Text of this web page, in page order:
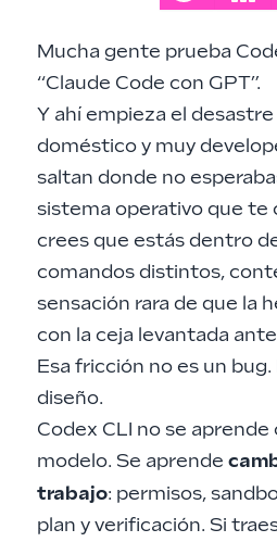
Mucha gente prueba
“Claude Code con GPT”.
Y ahí empieza el
doméstico y muy
saltan donde no
sistema operativo que te
crees que estás dentro
comandos distintos,
sensación rara de que la
con la ceja levantada
Esa fricción no es un
diseño.
Codex CLI no se aprende
modelo. Se aprende
trabajo: permisos,
plan y verificación. Si